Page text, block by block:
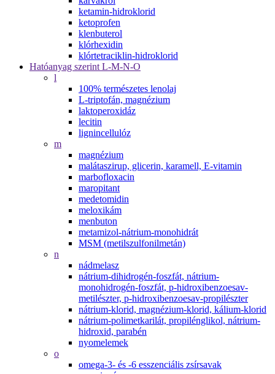
ketamin-hidroklorid
ketoprofen
klenbuterol
klórhexidin
klórtetraciklin-hidroklorid
Hatóanyag szerint L-M-N-O
l
100% természetes lenolaj
L-triptofán, magnézium
laktoperoxidáz
lecitin
lignincellulóz
m
magnézium
malátaszirup, glicerin, karamell, E-vitamin
marbofloxacin
maropitant
medetomidin
meloxikám
menbuton
metamizol-nátrium-monohidrát
MSM (metilszulfonilmetán)
n
nádmelasz
nátrium-dihidrogén-foszfát, nátrium-
monohidrogén-foszfát, p-hidroxibenzoesav-
metilészter, p-hidroxibenzoesav-propilészter
nátrium-klorid, magnézium-klorid, kálium-klorid
nátrium-polimetkarilát, propilénglikol, nátrium-
hidroxid, parabén
nyomelemek
o
omega-3- és -6 esszenciális zsírsavak